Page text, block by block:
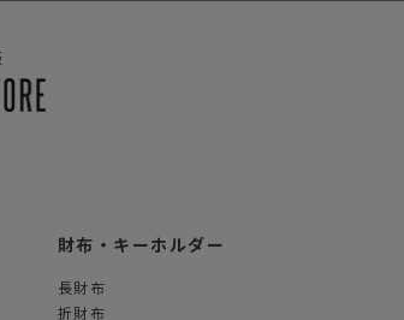
財布・キーホルダー
長財布
折財布